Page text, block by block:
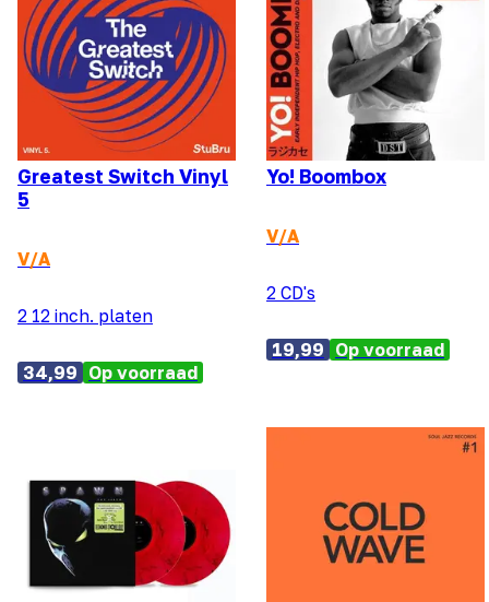
Greatest Switch Vinyl
5
V/A
2 12 inch. platen
34,99 Op voorraad
Yo! Boombox
V/A
2 CD's
19,99 Op voorraad